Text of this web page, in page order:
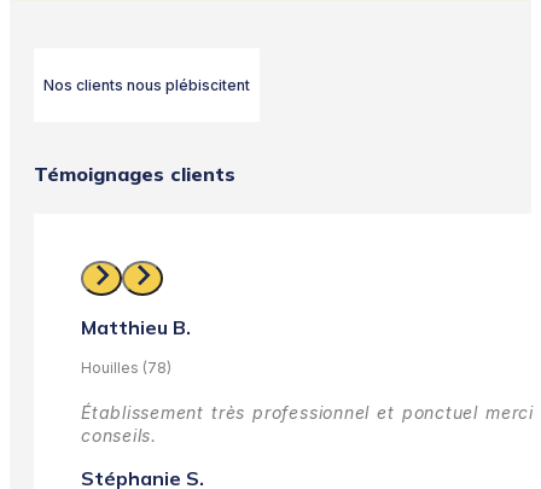
Nos clients nous plébiscitent
Témoignages clients
Matthieu B.
Houilles (78)
Établissement très professionnel et ponctuel
conseils.
Stéphanie S.